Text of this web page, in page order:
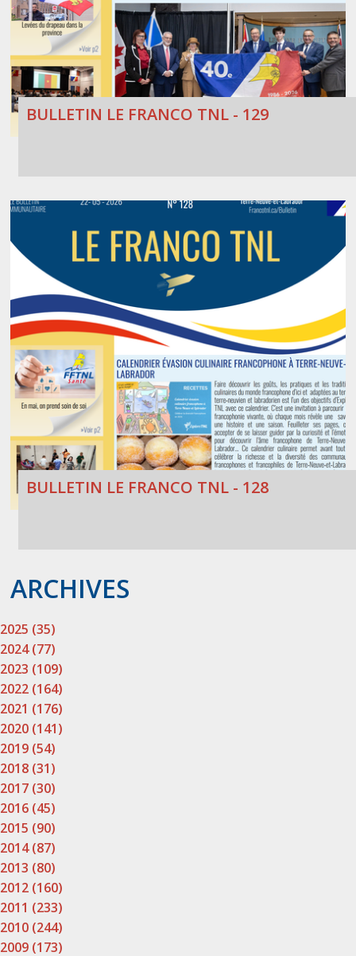
BULLETIN LE FRANCO TNL - 129
BULLETIN LE FRANCO TNL - 128
ARCHIVES
2025 (35)
2024 (77)
2023 (109)
2022 (164)
2021 (176)
2020 (141)
2019 (54)
2018 (31)
2017 (30)
2016 (45)
2015 (90)
2014 (87)
2013 (80)
2012 (160)
2011 (233)
2010 (244)
2009 (173)